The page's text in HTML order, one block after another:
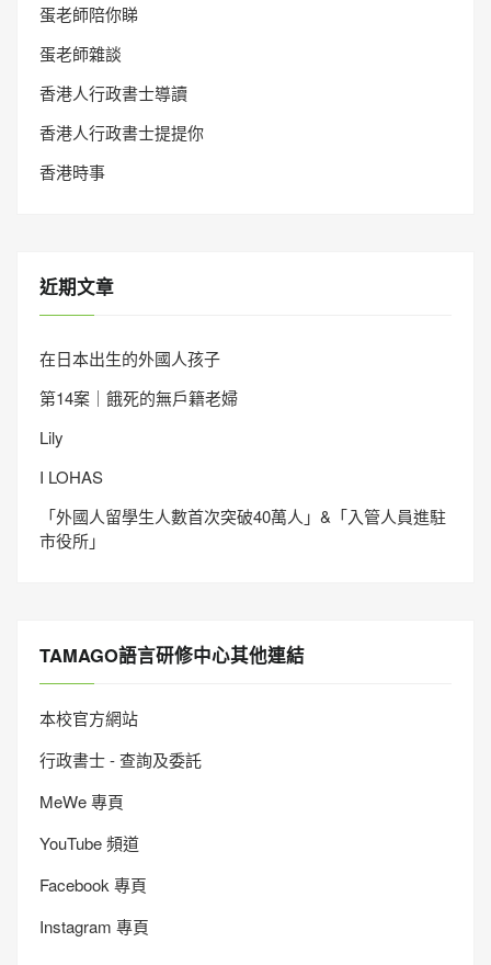
蛋老師陪你睇
蛋老師雜談
香港人行政書士導讀
香港人行政書士提提你
香港時事
近期文章
在日本出生的外國人孩子
第14案｜餓死的無戶籍老婦
Lily
I LOHAS
「外國人留學生人數首次突破40萬人」&「入管人員進駐
市役所」
TAMAGO語言研修中心其他連結
本校官方網站
行政書士 - 查詢及委託
MeWe 專頁
YouTube 頻道
Facebook 專頁
Instagram 專頁